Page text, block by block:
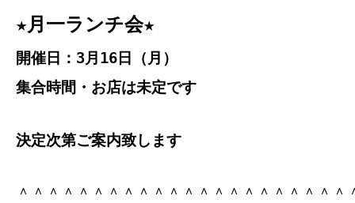
★月一ランチ会★
開催日：3月16日（月）
集合時間・お店は未定です
決定次第ご案内致します
＾＾＾＾＾＾＾＾＾＾＾＾＾＾＾＾＾＾＾＾＾